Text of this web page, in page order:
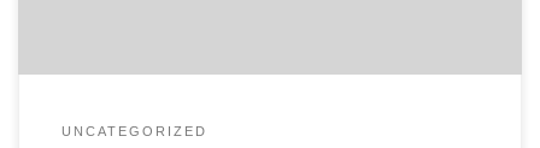
UNCATEGORIZED